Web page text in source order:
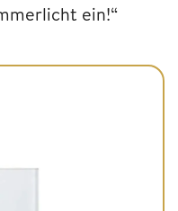
ein!“